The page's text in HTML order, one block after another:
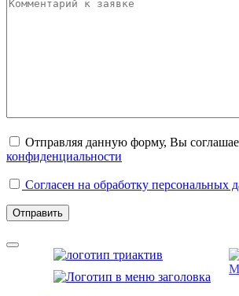
Отправляя данную форму, Вы
конфиденциальности
Согласен на обработку персональных